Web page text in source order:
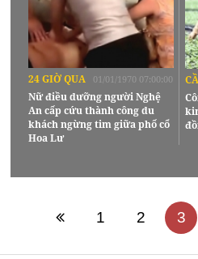
24 GIỜ QUA 01/01/1970 07:00:00
Nữ điều dưỡng người Nghệ
An cấp cứu thành công du
khách ngừng tim giữa phố cổ
Hoa Lư
1 2 3